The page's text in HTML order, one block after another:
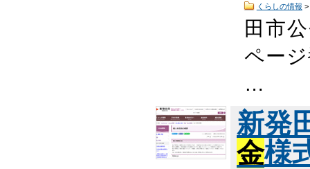
くらしの情報 >
田市
ペー
…
新発
金様